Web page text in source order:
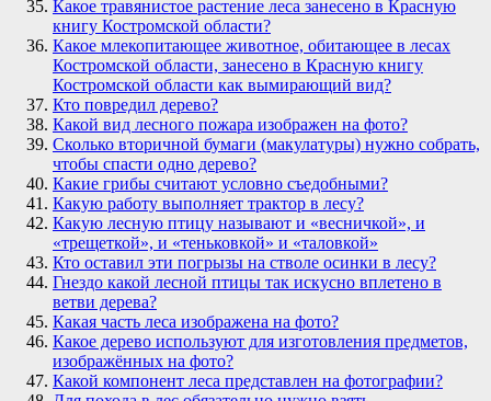
Какое травянистое растение леса занесено в Красную
книгу Костромской области?
Какое млекопитающее животное, обитающее в лесах
Костромской области, занесено в Красную книгу
Костромской области как вымирающий вид?
Кто повредил дерево?
Какой вид лесного пожара изображен на фото?
Сколько вторичной бумаги (макулатуры) нужно собрать,
чтобы спасти одно дерево?
Какие грибы считают условно съедобными?
Какую работу выполняет трактор в лесу?
Какую лесную птицу называют и «весничкой», и
«трещеткой», и «теньковкой» и «таловкой»
Кто оставил эти погрызы на стволе осинки в лесу?
Гнездо какой лесной птицы так искусно вплетено в
ветви дерева?
Какая часть леса изображена на фото?
Какое дерево используют для изготовления предметов,
изображённых на фото?
Какой компонент леса представлен на фотографии?